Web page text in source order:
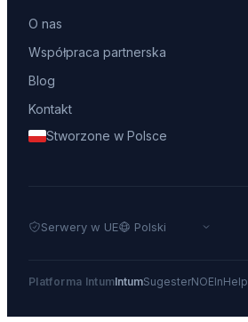
O nas
Współpraca partnerska
Blog
Kontakt
Stworzone w Polsce
Serwery w UE
Platforma IntumIntumSugesterNOEInHelp